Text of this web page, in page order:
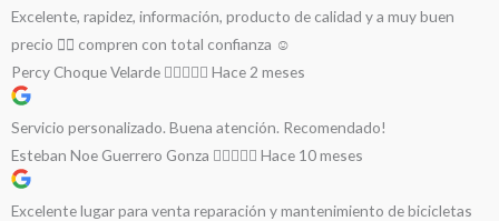
Excelente, rapidez, información, producto de calidad y a muy buen
precio 👌🏻 compren con total confianza ☺️
Percy Choque Velarde
Hace 2 meses
Servicio personalizado. Buena atención. Recomendado!
Esteban Noe Guerrero Gonza
Hace 10 meses
Excelente lugar para venta reparación y mantenimiento de bicicletas